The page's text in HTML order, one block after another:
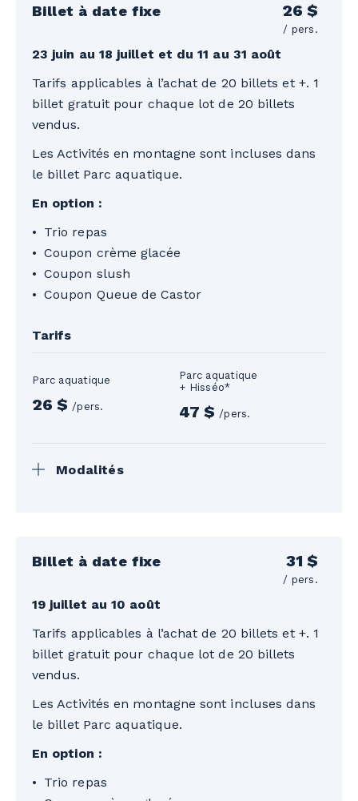
Billet à date fixe 26 $
/ pers.
23 juin au 18 juillet et du 11 au 31 août
Tarifs applicables à l’achat de 20 billets et +. 1
billet gratuit pour chaque lot de 20 billets
vendus.
Les Activités en montagne sont incluses dans
le billet Parc aquatique.
En option :
Trio repas
Coupon crème glacée
Coupon slush
Coupon Queue de Castor
Tarifs
Parc aquatique
26 $/pers.
Parc aquatique
+ Hisséo*
47 $/pers.
Modalités
requise 5 jours ouvrables à l’avance.
*Certaines conditions s’appliquent. Tarif
effectuée par la même école. Valide pour
la combinaison d’une visite au Parc
Billet à date fixe 31 $
/ pers.
19 juillet au 10 août
Tarifs applicables à l’achat de 20 billets et +. 1
billet gratuit pour chaque lot de 20 billets
vendus.
Les Activités en montagne sont incluses dans
le billet Parc aquatique.
En option :
Trio repas